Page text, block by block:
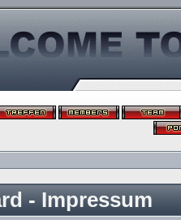
- Impressum